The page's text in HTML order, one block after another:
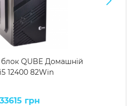
QUBE Домашній
12400 82Win
33615 грн